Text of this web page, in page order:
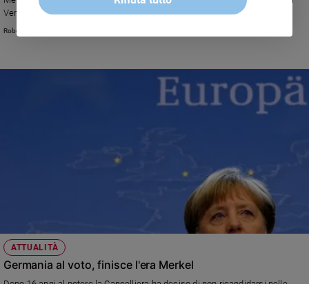
Verdi e Liberali
Roberto Zichittella
ATTUALITÀ
Germania al voto, finisce l'era Merkel